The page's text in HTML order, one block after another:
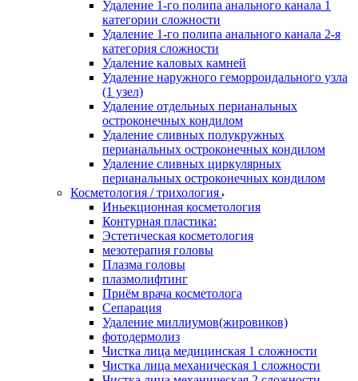
Удаление 1-го полипа анального канала 1
категории сложности
Удаление 1-го полипа анального канала 2-я
категория сложности
Удаление каловых камней
Удаление наружного геморроидального узла
(1 узел)
Удаление отдельных перианальных
остроконечных кондилом
Удаление сливных полукружных
перианальных остроконечных кондилом
Удаление сливных циркулярных
перианальных остроконечных кондилом
Косметология / трихология
Иньекционная косметология
Контурная пластика:
Эстетическая косметология
мезотерапия головы
Плазма головы
плазмолифтинг
Приём врача косметолога
Сепарация
Удаление миллиумов(жировиков)
фотодермолиз
Чистка лица медицинская 1 сложности
Чистка лица механическая 1 сложности